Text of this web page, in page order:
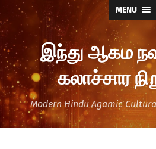
MENU
இந்து ஆகம
கலாச்சார
Modern Hindu Agamic